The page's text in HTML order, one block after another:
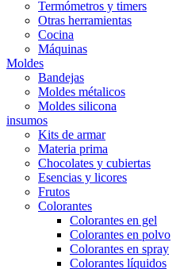
Termómetros y timers
Otras herramientas
Cocina
Máquinas
Moldes
Bandejas
Moldes métalicos
Moldes silicona
insumos
Kits de armar
Materia prima
Chocolates y cubiertas
Esencias y licores
Frutos
Colorantes
Colorantes en gel
Colorantes en polvo
Colorantes en spray
Colorantes líquidos